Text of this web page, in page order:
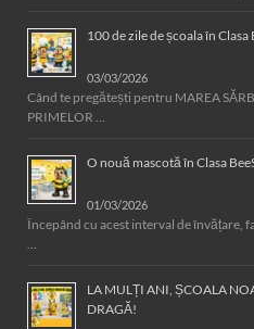
100 de zile de școala în Clasa
03/03/2026
Când te pregătești pentru MAREA
PRIMELOR …
O nouă mascotă în Clasa
01/03/2026
Începând cu acest interval de învățare,
…
LA MULȚI ANI, ȘCOALA
DRAGĂ!